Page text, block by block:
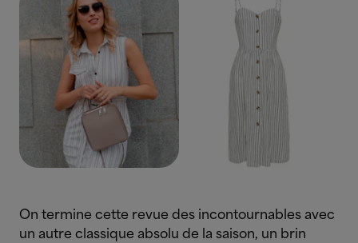
On termine cette revue des incontournables avec
un autre classique absolu de la saison, un brin